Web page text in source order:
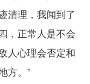
清理，我闻到了
，正常人是不会
人心理会否定和
方。”